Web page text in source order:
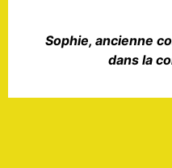
Sophie, ancienne
dans la